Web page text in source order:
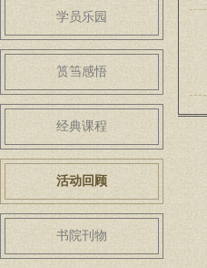
学员乐园
筼筜感悟
经典课程
活动回顾
书院刊物